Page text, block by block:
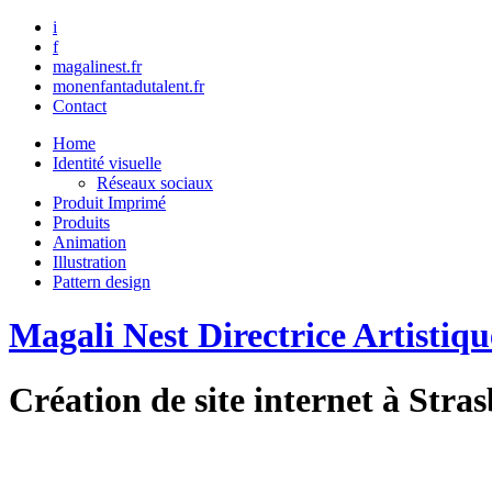
i
f
magalinest.fr
monenfantadutalent.fr
Contact
Home
Identité visuelle
Réseaux sociaux
Produit Imprimé
Produits
Animation
Illustration
Pattern design
Magali Nest Directrice
Création de site internet à